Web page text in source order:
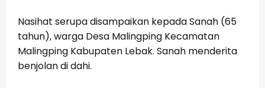
Nasihat serupa disampaikan kepada Sanah (65
tahun), warga Desa Malingping Kecamatan
Malingping Kabupaten Lebak. Sanah menderita
benjolan di dahi.